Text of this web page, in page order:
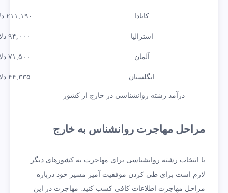
کانادا ۲۱۱,۱۹۰ دلار آمریکا
استرالیا ۹۴,۰۰۰ دلار آمریکا
آلمان ۷۱,۵۰۰ دلار آمریکا
انگلستان ۴۴,۳۳۵ دلار آمریکا
درآمد رشته روانشناسی در خارج از کشور
مراحل مهاجرت روانشناس به خارج
با انتخاب رشته روانشناسی برای مهاجرت به کشورهای دیگر
لازم است برای طی کردن موفقیت آمیز مسیر خود درباره
مراحل مهاجرت اطلاعات کافی کسب کنید. مهاجرت در این